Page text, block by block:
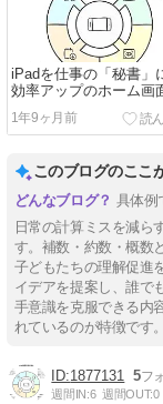
iPadを仕事の「秘書」
効率アップのホーム画
定
1年9ヶ月前
このブログのここ
具体例
日常の計算ミスを減ら
す。補数・約数・概数
子どもたちの理解促進
イデアを提案し、誰で
手意識を克服できる内
れているのが特徴です。
1877131 5
週間IN:6 週間OUT:0